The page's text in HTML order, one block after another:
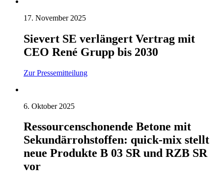
17. November 2025
Sievert SE verlängert Vertrag mit
CEO René Grupp bis 2030
Zur Pressemitteilung
6. Oktober 2025
Ressourcenschonende Betone mit
Sekundärrohstoffen: quick-mix stellt
neue Produkte B 03 SR und RZB SR
vor